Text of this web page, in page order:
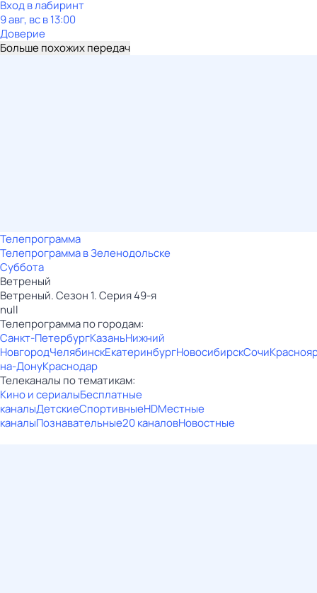
Вход в лабиринт
9 авг, вс в 13:00
Доверие
Больше похожих передач
Телепрограмма
Телепрограмма в Зеленодольске
Суббота
Ветреный
Ветреный. Сезон 1. Серия 49-я
null
Телепрограмма по городам:
Санкт-ПетербургКазаньНижний
НовгородЧелябинскЕкатеринбургНовосибирскСочи
на-ДонуКраснодар
Телеканалы по тематикам:
Кино и сериалыБесплатные
каналыДетскиеСпортивныеHDМестные
каналыПознавательные20 каналовНовостные